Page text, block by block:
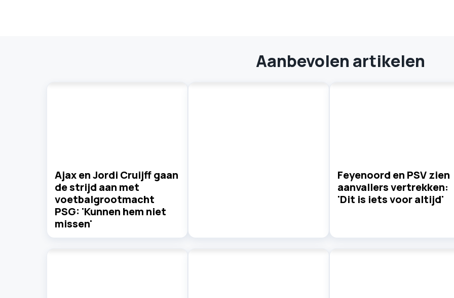
Aanbevolen artikelen
Ajax en Jordi Cruijff gaan
de strijd aan met
voetbalgrootmacht
PSG: 'Kunnen hem niet
missen'
Feyenoord en PSV zien
aanvallers vertrekken:
'Dit is iets voor altijd'